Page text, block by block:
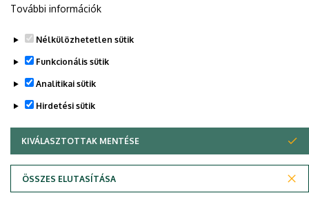
További információk
Nélkülözhetetlen sütik
Funkcionális sütik
Analitikai sütik
Hirdetési sütik
KIVÁLASZTOTTAK MENTÉSE
ÖSSZES ELUTASÍTÁSA
WITHDRAW CONSENT